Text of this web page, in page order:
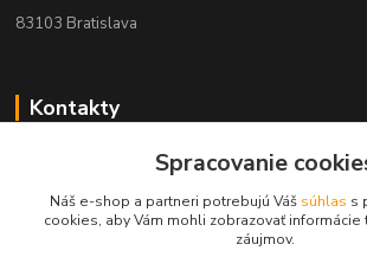
83103 Bratislava
Kontakty
+421 908 678 479
info@audiovideoshop.sk
Spracovanie
Náš e-shop a partneri potrebujú Váš súhlas s
cookies, aby Vám mohli zobrazovať informácie
záujmov.